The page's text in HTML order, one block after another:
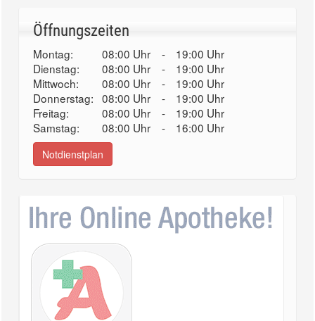
Öffnungszeiten
Montag: 08:00 Uhr -
19:00 Uhr
Dienstag:
08:00 Uhr -
19:00 Uhr
Mittwoch:
08:00 Uhr -
19:00 Uhr
Donnerstag: 08:00 Uhr -
19:00 Uhr
Freitag:
08:00 Uhr -
19:00 Uhr
Samstag:
08:00 Uhr - 16:00 Uhr
Notdienstplan